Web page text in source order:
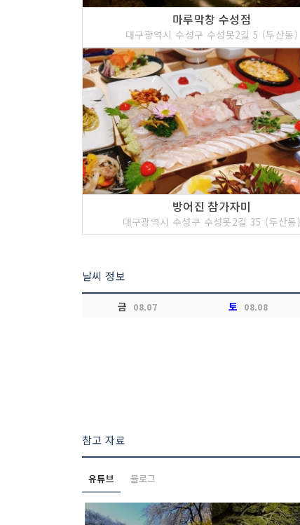
마루막창 수성점
대구광역시 수성구 수성못2길 5 (두산동)
방어진 참가자미
대구광역시 수성구 수성못2길 35 (두산동)
날씨 정보
금 08.07 토 08.08
참고 자료
유튜브 블로그